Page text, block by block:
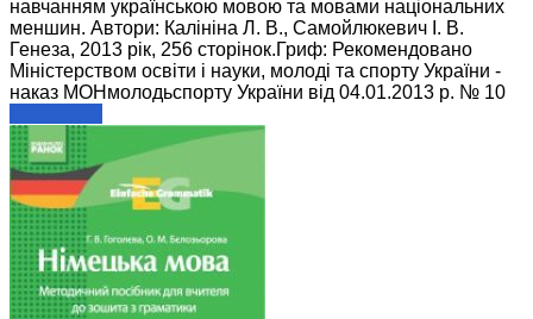
навчанням українською мовою та мовами національних
меншин. Автори: Калініна Л. В., Самойлюкевич І. В.
Генеза, 2013 рік, 256 сторінок.Гриф: Рекомендовано
Міністерством освіти і науки, молоді та спорту України -
наказ МОНмолодьспорту України від 04.01.2013 р. № 10